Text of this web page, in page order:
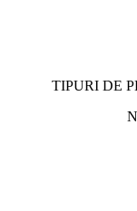
TIPURI DE